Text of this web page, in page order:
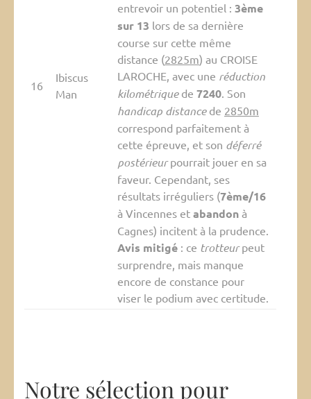
16
Ibiscus
Man
entrevoir un potentiel : 3ème
sur 13 lors de sa dernière
course sur cette même
distance (2825m) au CROISE
LAROCHE, avec une réduction
kilométriquede 7240. Son
handicap distancede 2850m
correspond parfaitement à
cette épreuve, et son déferré
postérieurpourrait jouer en sa
faveur. Cependant, ses
résultats irréguliers (7ème/16
à Vincennes et abandonà
Cagnes) incitent à la prudence.
Avis mitigé: ce trotteurpeut
surprendre, mais manque
encore de constance pour
viser le podium avec certitude.
Notre sélection pour